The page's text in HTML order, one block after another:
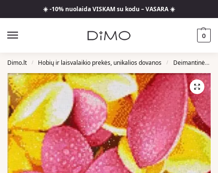
☀️ -10% nuolaida VISKAM su kodu – VASARA ☀️
0
Dimo.lt / Hobių ir laisvalaikio prekės, unikalios dovanos / Deimantinės Mozaikos